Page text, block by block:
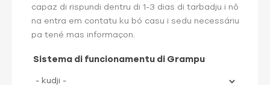
capaz di rispundi dentru di 1-3 dias di tarbadju i nô
na entra em contatu ku bó casu i sedu necessáriu
pa tené mas informaçon.
Sistema di funcionamentu di Grampu